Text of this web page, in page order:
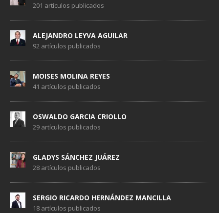
201 artículos publicados
ALEJANDRO LEYVA AGUILAR
92 artículos publicados
MOISES MOLINA REYES
41 artículos publicados
OSWALDO GARCIA CRIOLLO
29 artículos publicados
GLADYS SÁNCHEZ JUÁREZ
28 artículos publicados
SERGIO RICARDO HERNÁNDEZ MANCILLA
18 artículos publicados